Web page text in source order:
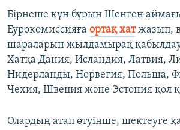
Бірнеше күн бұрын Шенген
Еурокомиссияға ортақ хат жазып,
шараларын жылдамырақ
Хатқа Дания, Исландия, Латвия,
Нидерланды, Норвегия, Польша,
Чехия, Швеция және Эстония қол
Олардың атап өтуінше, шектеуге